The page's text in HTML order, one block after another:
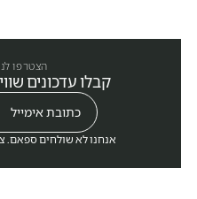
הצטרפו
קבלו עדכונים
אנחנו לא שולחים ספאם.